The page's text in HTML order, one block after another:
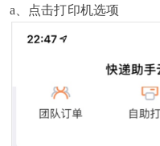
a、点击打印机选项